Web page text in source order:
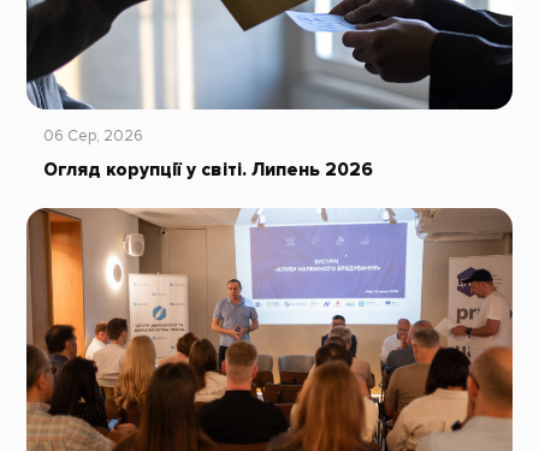
06 Сер, 2026
Огляд корупції у світі. Липень 2026